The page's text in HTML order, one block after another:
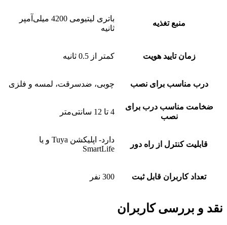
منبع تغذیه
باتری لیتیومی 4200 میلی‌آمپر
ثانیه
زمان تایید هویت کمتر از 0.5 ثانیه
درب مناسب برای نصب چوبی، ضدسرقت، لمسه و فلزی
ضخامت مناسب درب برای
نصب
4 تا 12 سانتی‌متر
قابلیت کنترل از راه دور
دارد- اپلیکشن Tuya و یا
SmartLife
تعداد کاربران قابل ثبت 300 نفر
نقد و بررسی کاربران